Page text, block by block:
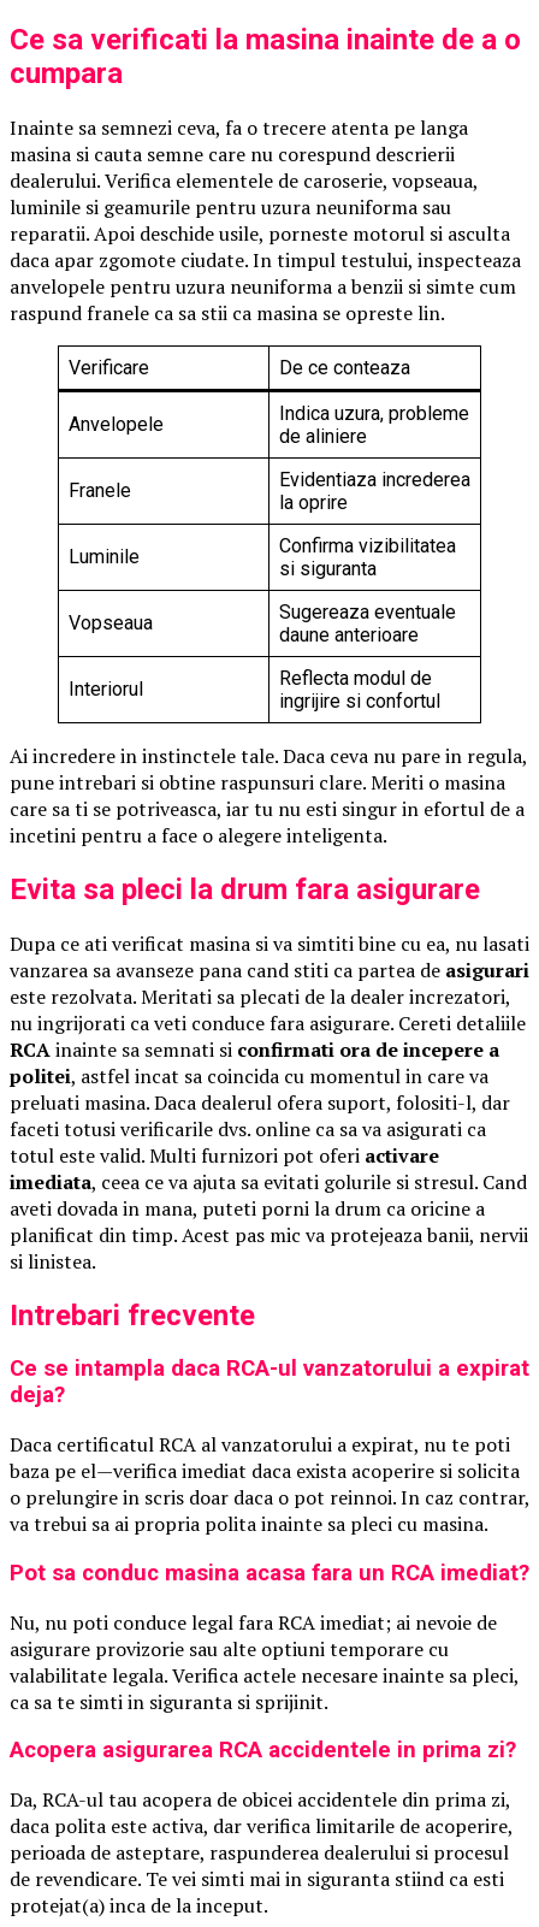
Ce sa verificati la masina inainte de a o
cumpara
Inainte sa semnezi ceva, fa o trecere atenta pe langa
masina si cauta semne care nu corespund descrierii
dealerului. Verifica elementele de caroserie, vopseaua,
luminile si geamurile pentru uzura neuniforma sau
reparatii. Apoi deschide usile, porneste motorul si asculta
daca apar zgomote ciudate. In timpul testului, inspecteaza
anvelopele pentru uzura neuniforma a benzii si simte cum
raspund franele ca sa stii ca masina se opreste lin.
Verificare De ce conteaza
Anvelopele
Indica uzura, probleme
de aliniere
Franele
Evidentiaza increderea
la oprire
Luminile
Confirma vizibilitatea
si siguranta
Vopseaua
Sugereaza eventuale
daune anterioare
Interiorul
Reflecta modul de
ingrijire si confortul
Ai incredere in instinctele tale. Daca ceva nu pare in regula,
pune intrebari si obtine raspunsuri clare. Meriti o masina
care sa ti se potriveasca, iar tu nu esti singur in efortul de a
incetini pentru a face o alegere inteligenta.
Evita sa pleci la drum fara asigurare
Dupa ce ati verificat masina si va simtiti bine cu ea, nu lasati
vanzarea sa avanseze pana cand stiti ca partea de asigurari
este rezolvata. Meritati sa plecati de la dealer increzatori,
nu ingrijorati ca veti conduce fara asigurare. Cereti detaliile
RCAinainte sa semnati si confirmati ora de incepere a
politei, astfel incat sa coincida cu momentul in care va
preluati masina. Daca dealerul ofera suport, folositi-l, dar
faceti totusi verificarile dvs. online ca sa va asigurati ca
totul este valid. Multi furnizori pot oferi activare
imediata, ceea ce va ajuta sa evitati golurile si stresul. Cand
aveti dovada in mana, puteti porni la drum ca oricine a
planificat din timp. Acest pas mic va protejeaza banii, nervii
si linistea.
Intrebari frecvente
Ce se intampla daca RCA-ul vanzatorului a expirat
deja?
Daca certificatul RCA al vanzatorului a expirat, nu te poti
baza pe el—verifica imediat daca exista acoperire si solicita
o prelungire in scris doar daca o pot reinnoi. In caz contrar,
va trebui sa ai propria polita inainte sa pleci cu masina.
Pot sa conduc masina acasa fara un RCA imediat?
Nu, nu poti conduce legal fara RCA imediat; ai nevoie de
asigurare provizorie sau alte optiuni temporare cu
valabilitate legala. Verifica actele necesare inainte sa pleci,
ca sa te simti in siguranta si sprijinit.
Acopera asigurarea RCA accidentele in prima zi?
Da, RCA-ul tau acopera de obicei accidentele din prima zi,
daca polita este activa, dar verifica limitarile de acoperire,
perioada de asteptare, raspunderea dealerului si procesul
de revendicare. Te vei simti mai in siguranta stiind ca esti
protejat(a) inca de la inceput.